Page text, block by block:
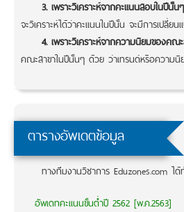
3. เพราะวิเคราะห์จากคะแนนสอบในปีนั้นๆ
จะวิเคราะห์ได้ว่าคะแนนในปีนั้น จะมีการเปลี่ยน
4. เพราะวิเคราะห์จากความนิยมของคณ
คณะสาขาในปีนั้นๆ ด้วย ว่าเทรนด์หรือความ
ตารางอัพเดตข้อมูล
ทางทีมงานวิชาการ Eduzones.com ไ
อัพเดทคะแนนขั้นต่ำปี 2562 [พ.ค.2563]